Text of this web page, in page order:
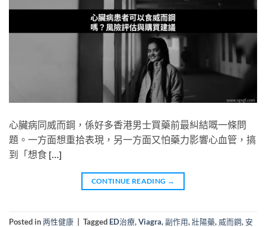
心臟病同威而鋼，係好多香港男士買藥前最糾結嘅一條問
題。一方面想重拾表現，另一方面又怕藥力影響心血管，搞
到「想食 […]
CONTINUE READING →
Posted in两性健康 Tagged ED治療,Viagra,副作用,壯陽藥, 威而鋼,安